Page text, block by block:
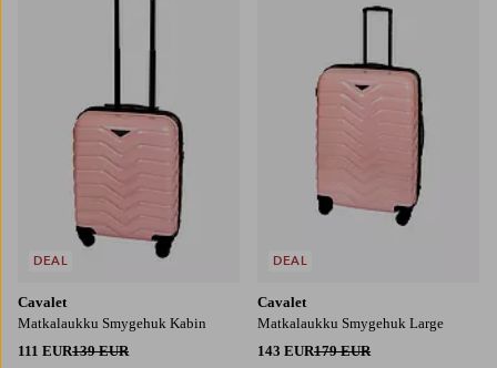
Cavalet
Matkalaukku Smygehuk Kabin
111 EUR139 EUR
DEAL
Cavalet
Matkalaukku Smygehuk Large
143 EUR179 EUR
DEAL